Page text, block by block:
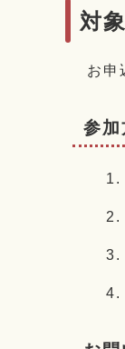
対象
お申
参加